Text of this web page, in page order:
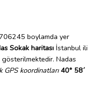
boylamda yer
Sokak haritası İstanbul ili
Nadas
GPS koordinatları 40° 58´